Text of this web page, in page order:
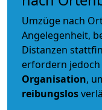
Umzüge nach
Angelegenheit,
Distanzen
erfordern
Organisation,
reibungslos